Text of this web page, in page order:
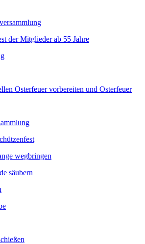
der Mitglieder ab 55 Jahre
Osterfeuer vorbereiten und Osterfeuer
wegbringen
säubern